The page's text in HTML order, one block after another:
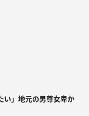
い」地元の男尊女卑か